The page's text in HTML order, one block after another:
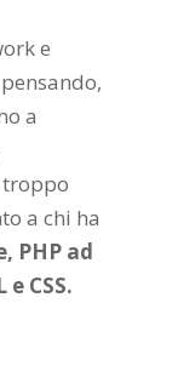
e
a
a chi ha
PHP ad
CSS.